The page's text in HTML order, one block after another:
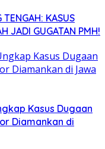
KASUS
JADI GUGATAN PMH!
Kasus Dugaan
Diamankan di